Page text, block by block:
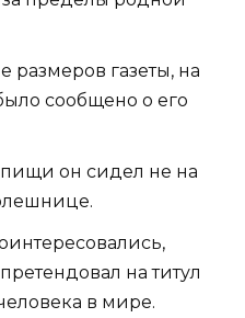
газеты, на
сообщено о его
он сидел не на
на титул
в мире.